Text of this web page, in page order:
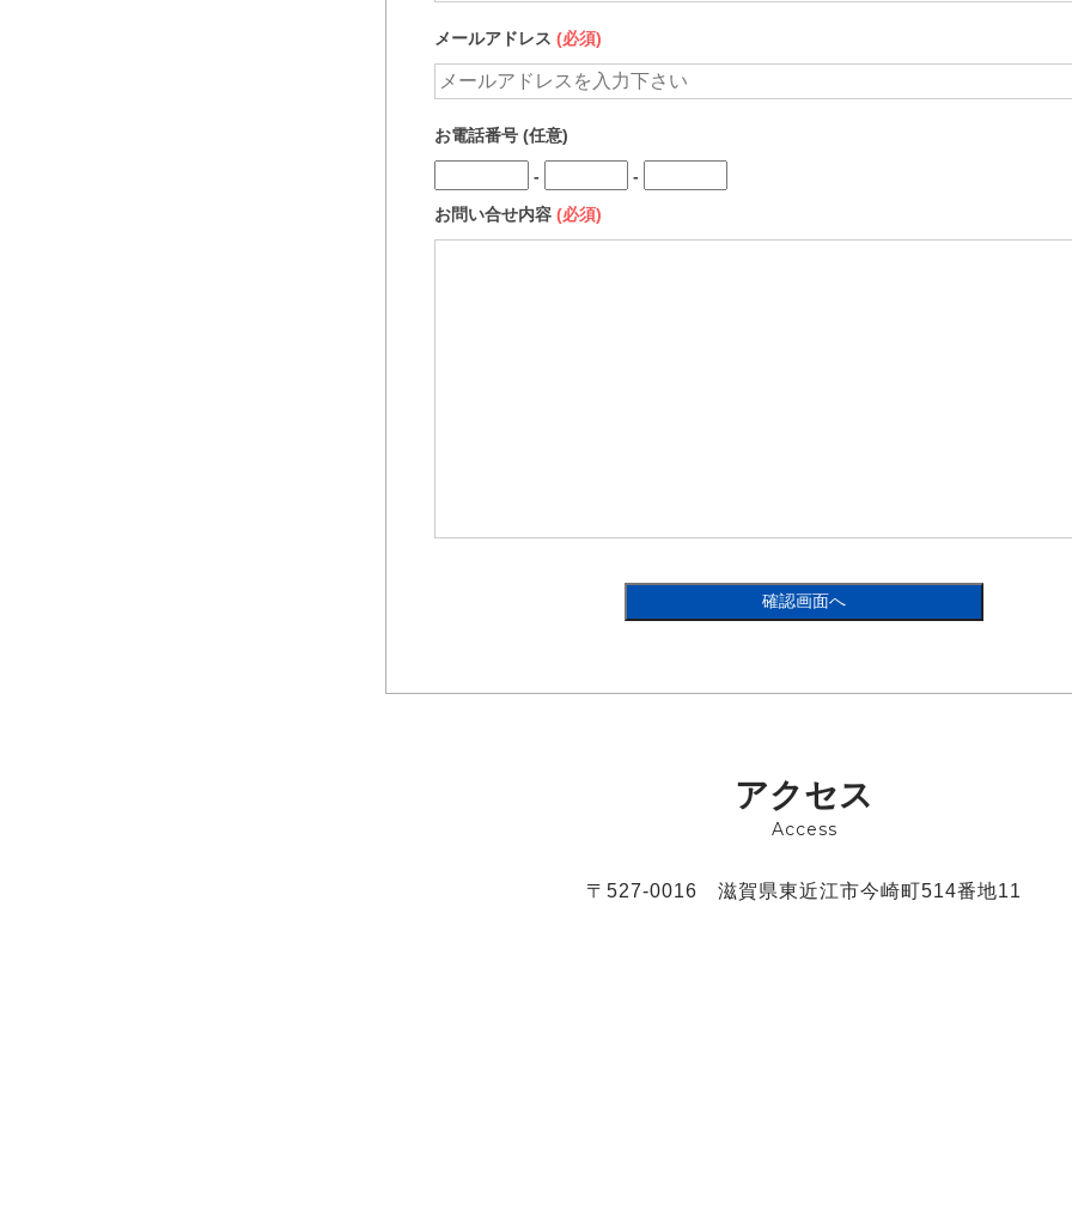
メールアドレス (必須)
お電話番号 (任意)
- -
お問い合せ内容 (必須)
アクセス
Access
〒527-0016 滋賀県東近江市今崎町514番地11